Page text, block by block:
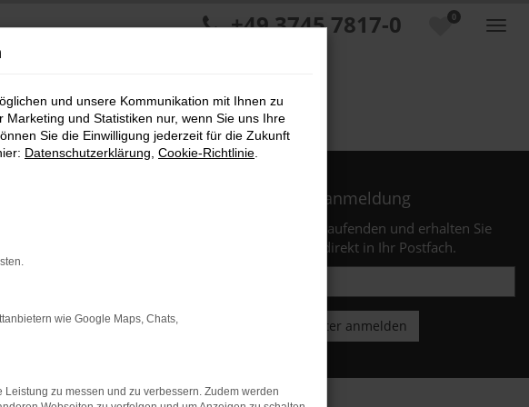
0
+49 3745 7817-0
Newsletteranmeldung
Bleiben Sie stets auf dem Laufenden und erhalten Sie
Benachrichtigungen direkt in Ihr Postfach.
und unsere Kommunikation mit Ihnen zu
und Statistiken nur, wenn Sie uns Ihre
Sie die Einwilligung jederzeit für die Zukunft
Datenschutzerklärung Cookie-Richtlinie
wie Google Maps, Chats,
zu messen und zu verbessern. Zudem werden